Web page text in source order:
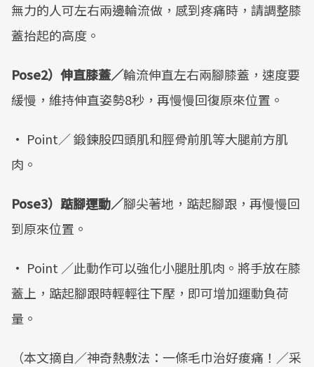
無力的人可左右兩邊輪流做，感到疼痛時，請調整膝
蓋抬起的高度。
Pose2）伸直膝蓋／輪流伸直左右兩腳膝蓋，速度要
緩慢，維持伸直姿勢8秒，再慢慢回復原來位置。
• Point／ 鍛鍊股四頭肌和脛骨前肌等大腿前方肌
肉。
Pose3）踮腳運動／腳尖著地，踮起腳跟，再慢慢回
到原來位置。
• Point ／此動作可以強化小腿肚肌肉。將手放在膝
蓋上，踮起腳跟時輕輕往下壓，即可增加運動負荷
量。
（本文摘自／神奇熱敷法：一條毛巾治好痠痛！／采